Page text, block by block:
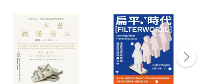
點選「瀏覽訂單明細」 「申請取消訂單/退
貨。
付款方式
Payment
完成訂單
Complete